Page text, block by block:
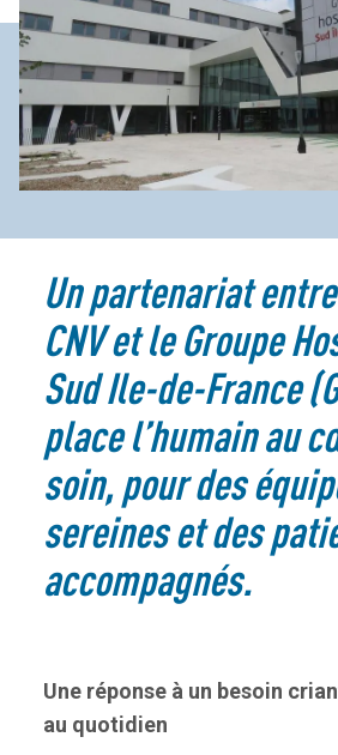
Un partenariat
CNV et le Groupe
Sud Ile-de-France
place l’humain au
soin, pour des
sereines et des
accompagnés.
Une réponse à un besoin
au quotidien